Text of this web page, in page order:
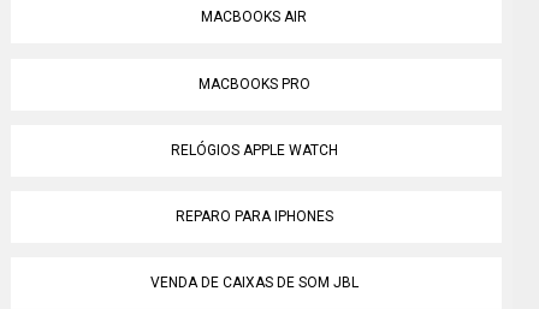
MACBOOKS AIR
MACBOOKS PRO
RELÓGIOS APPLE WATCH
REPARO PARA IPHONES
VENDA DE CAIXAS DE SOM JBL